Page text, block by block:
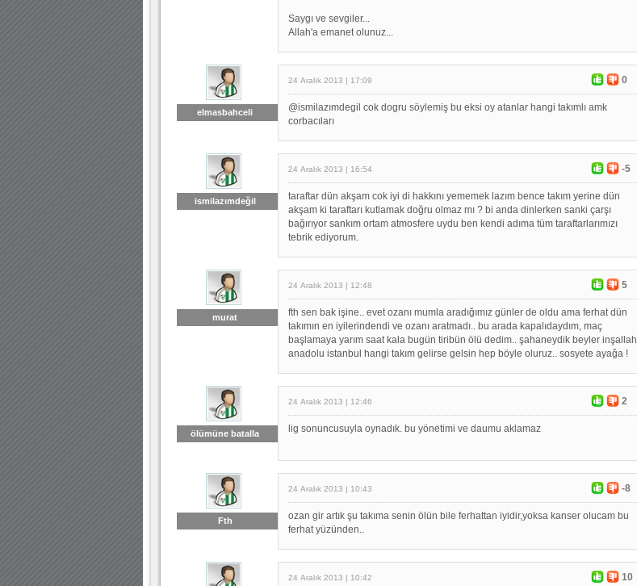
Saygı ve sevgiler...
Allah'a emanet olunuz...
elmasbahceli
24 Aralık 2013 | 17:09 0
@ismilazımdegil cok dogru söylemiş bu eksi oy atanlar hangi takımlı amk
corbacıları
ismilazımdeğil
24 Aralık 2013 | 16:54 -5
taraftar dün akşam cok iyi di hakkını yememek lazım bence takım yerine dün
akşam ki taraftarı kutlamak doğru olmaz mı ? bi anda dinlerken sanki çarşı
bağırıyor sankım ortam atmosfere uydu ben kendi adıma tüm taraftarlarımızı
tebrik ediyorum.
murat
24 Aralık 2013 | 12:48 5
fth sen bak işine.. evet ozanı mumla aradığımız günler de oldu ama ferhat dün
takımın en iyilerindendi ve ozanı aratmadı.. bu arada kapalıdaydım, maç
başlamaya yarım saat kala bugün tiribün ölü dedim.. şahaneydik beyler inşallah
anadolu istanbul hangi takım gelirse gelsin hep böyle oluruz.. sosyete ayağa !
ölümüne batalla
24 Aralık 2013 | 12:46 2
lig sonuncusuyla oynadık. bu yönetimi ve daumu aklamaz
Fth
24 Aralık 2013 | 10:43 -8
ozan gir artık şu takıma senin ölün bile ferhattan iyidir,yoksa kanser olucam bu
ferhat yüzünden..
24 Aralık 2013 | 10:42 10